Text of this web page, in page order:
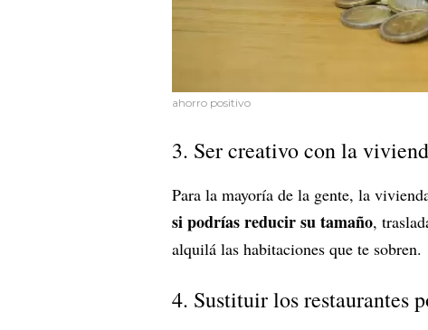
ahorro positivo
3. Ser creativo con la
Para la mayoría de la gente, la
si podrías reducir su tamaño,
alquilá las habitaciones que te sobren.
4. Sustituir los restaurantes